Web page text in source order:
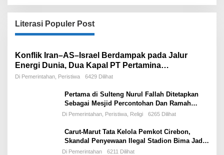
Literasi Populer Post
Konflik Iran–AS–Israel Berdampak pada Jalur
Energi Dunia, Dua Kapal PT Pertamina
International Shipping Tertahan di Selat Hormuz
Di Pemerintahan, Peristiwa 6429 Dilihat
Pertama di Sulteng Nurul Fallah Ditetapkan
Sebagai Mesjid Percontohan Dan Ramah
Musafir.
Di Pemerintahan, Peristiwa, Religi 6265 Dilihat
Carut-Marut Tata Kelola Pemkot Cirebon,
Skandal Penyewaan Ilegal Stadion Bima Jadi
Ujian Perdana Wali Kota Effendi Edo
Di Pemerintahan 6211 Dilihat